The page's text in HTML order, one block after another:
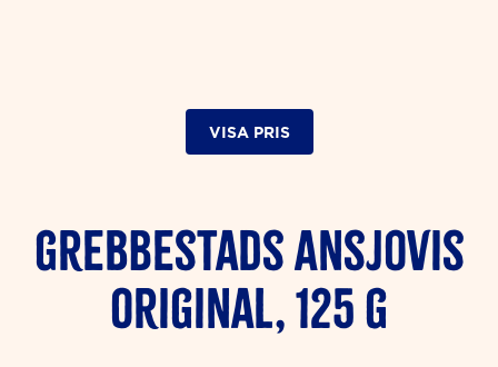
Grebbestads Ansjovis
Original, 125 g
VISA PRIS